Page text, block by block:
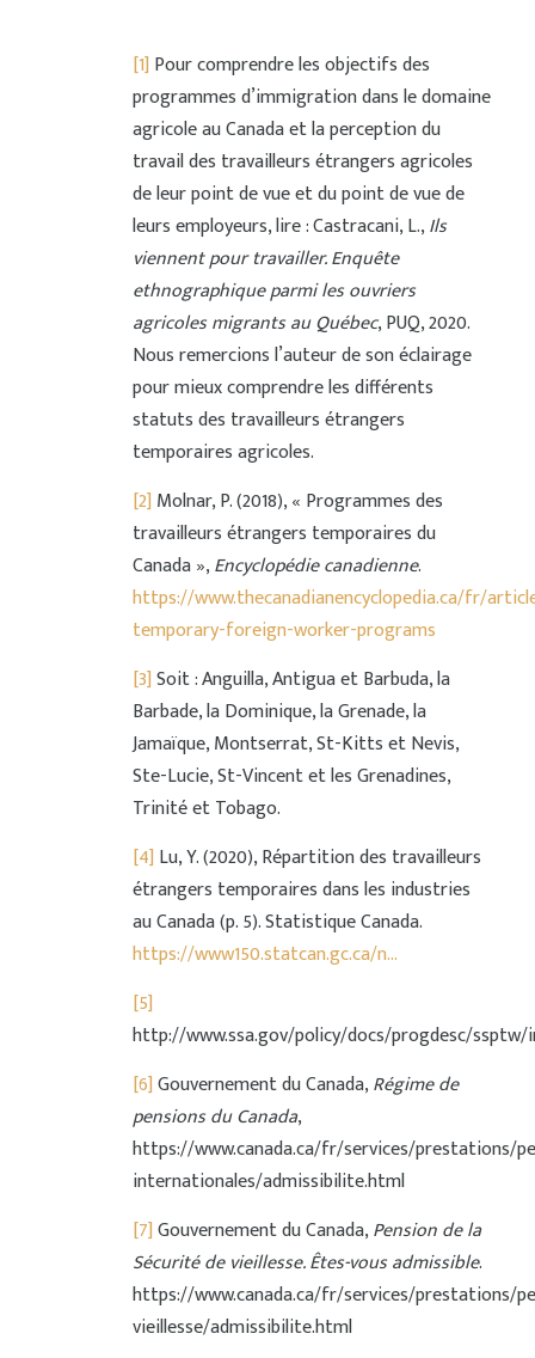
[1] Pour comprendre les objectifs des
programmes d’immigration dans le domaine
agricole au Canada et la perception du
travail des travailleurs étrangers agricoles
de leur point de vue et du point de vue de
leurs employeurs, lire : Castracani, L.,Ils
viennent pour travailler. Enquête
ethnographique parmi les ouvriers
agricoles migrants au Québec, PUQ, 2020.
Nous remercions l’auteur de son éclairage
pour mieux comprendre les différents
statuts des travailleurs étrangers
temporaires agricoles.
[2] Molnar, P. (2018), « Programmes des
travailleurs étrangers temporaires du
Canada »,Encyclopédie canadienne.
https://www.thecanadianencyclopedia.ca/fr/
temporary-foreign-worker-programs
[3]Soit : Anguilla, Antigua et Barbuda, la
Barbade, la Dominique, la Grenade, la
Jamaïque, Montserrat, St-Kitts et Nevis,
Ste-Lucie, St-Vincent et les Grenadines,
Trinité et Tobago.
[4] Lu, Y. (2020), Répartition des travailleurs
étrangers temporaires dans les industries
au Canada (p. 5). Statistique Canada.
https://www150.statcan.gc.ca/n...
[5]
http://www.ssa.gov/policy/docs/progdesc/ssptw/
[6]Gouvernement du Canada,Régime de
pensions du Canada,
https://www.canada.ca/fr/services/prestations/
internationales/admissibilite.html
[7]Gouvernement du Canada,Pension de la
Sécurité de vieillesse. Êtes-vous admissible.
https://www.canada.ca/fr/services/prestations/
vieillesse/admissibilite.html